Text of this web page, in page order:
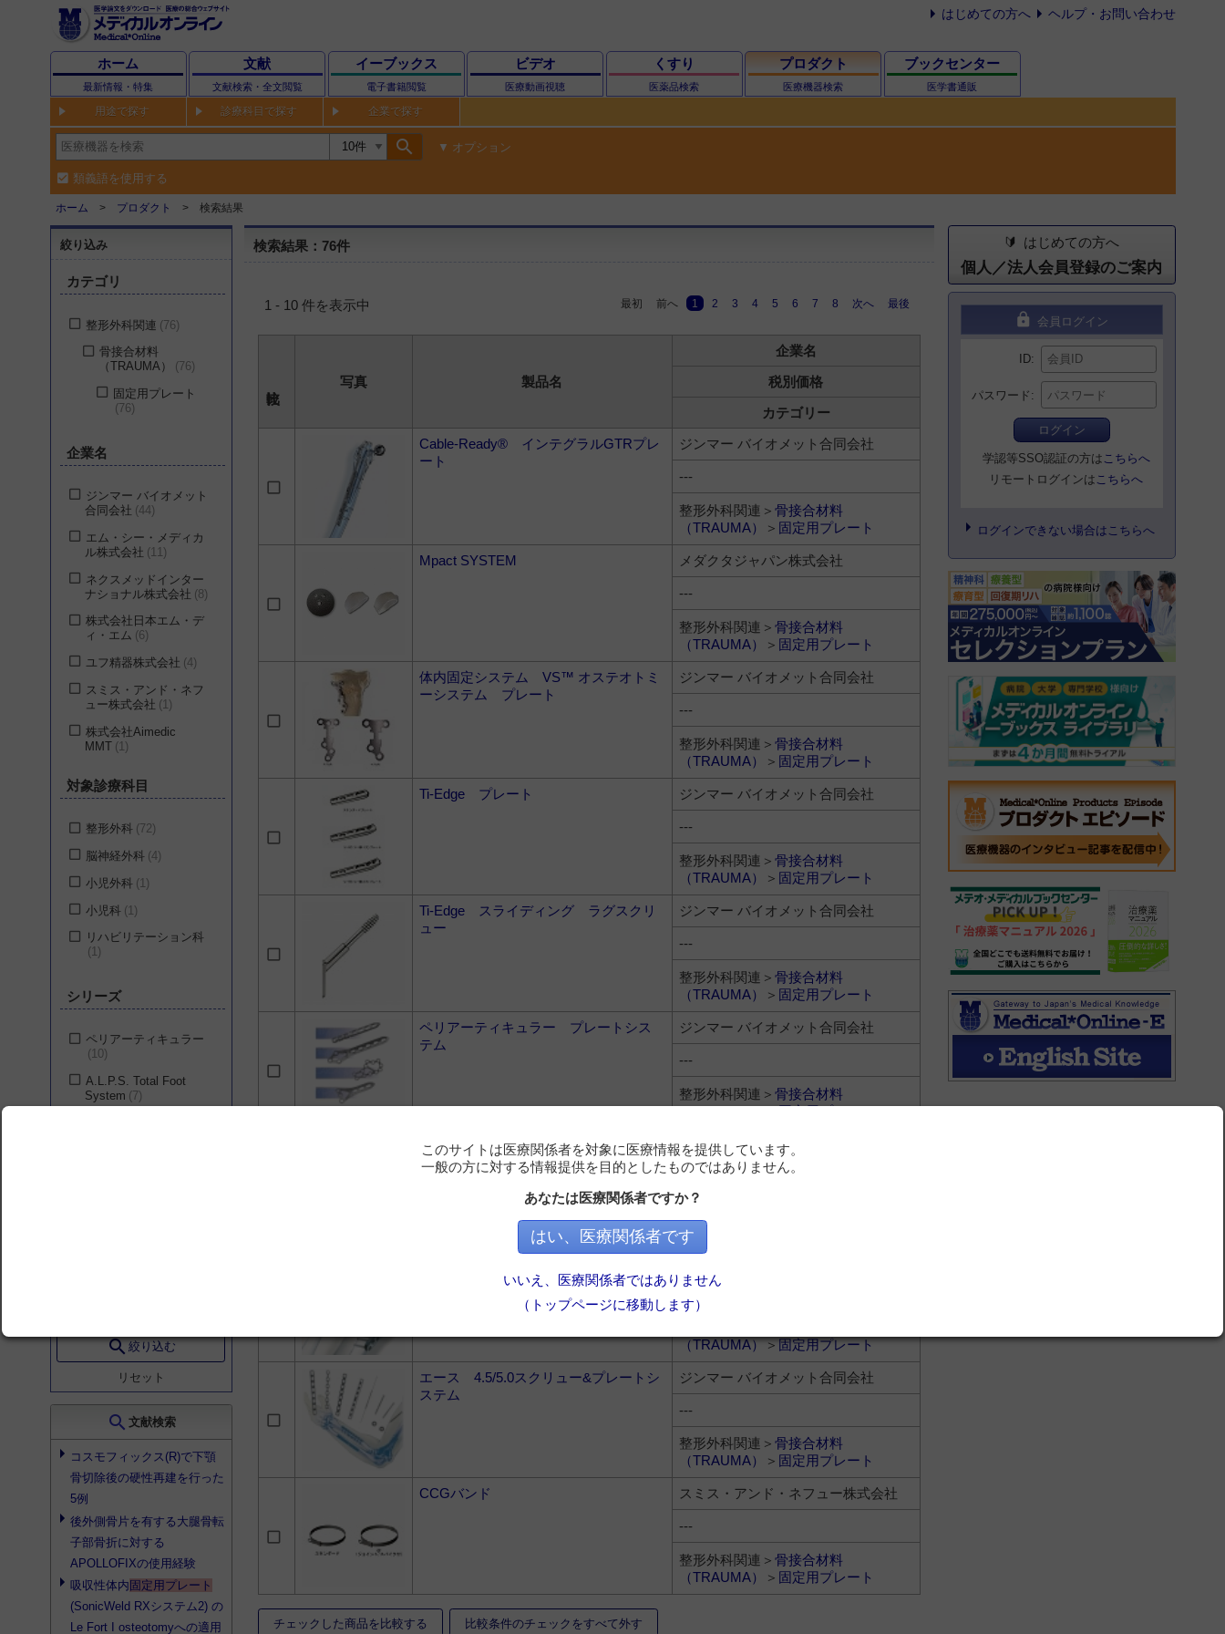
はじめての方へ ヘルプ・お問い合わせ
ホーム
最新情報・特集
文献
文献検索・全文閲覧
イーブックス
電子書籍閲覧
ビデオ
医療動画視聴
くすり
医薬品検索
プロダクト
医療機器検索
ブックセンター
医学書通販
用途で探す 診療科目で探す 企業で探す
search オプション
類義語を使用する
ホーム プロダクト 検索結果
絞り込み
カテゴリ
整形外科関連 76
骨接合材料
（TRAUMA）
76
固定用プレート
76
企業名
ジンマー バイオメット
合同会社 44
エム・シー・メディカ
ル株式会社
11
ネクスメッドインター
ナショナル株式会社 8
株式会社日本エム・デ
ィ・エム 6
ユフ精器株式会社 4
スミス・アンド・ネフ
ュー株式会社
1
株式会社Aimedic
MMT 1
会社 1
対象診療科目
整形外科 72
脳神経外科 4
小児外科 1
小児科 1
リハビリテーション科
1
シリーズ
ペリアーティキュラー
10
A.L.P.S. Total Foot
System 7
A.L.P.S. Distal Tibia 2
A.L.P.S.ロッキングプレ
ACROFIX スライディ
ングラグスクリュー 2
FX II
鎖骨 2
骨盤 2
search絞り込む
リセット
search 文献検索
コスモフィックス(R)で下顎
骨切除後の硬性再建を行った
5例
後外側骨片を有する大腿骨転
子部骨折に対する
APOLLOFIXの使用経験
吸収性体内 固定用プレート
(SonicWeld RXシステム2) の
Le Fort I osteotomyへの適用
検索結果：76件
1 - 10 件を表示中 最初 前へ 1 2 3 4 5 6 7 8 次へ 最後
写真 製品名
企業名
税別価格
カテゴリー
Cable-Ready® インテグラルGTRプレ
ート
ジンマー バイオメット合同会社
---
整形外科関連＞ 骨接合材料
（TRAUMA）
＞ 固定用プレート
Mpact SYSTEM メダクタジャパン株式会社
---
整形外科関連＞ 骨接合材料
（TRAUMA）
＞ 固定用プレート
体内固定システム VS™ オステオトミ
ーシステム プレート
ジンマー バイオメット合同会社
---
整形外科関連＞ 骨接合材料
（TRAUMA）
＞ 固定用プレート
Ti-Edge プレート ジンマー バイオメット合同会社
---
整形外科関連＞ 骨接合材料
（TRAUMA）
＞ 固定用プレート
Ti-Edge スライディング ラグスクリ
ュー
ジンマー バイオメット合同会社
---
整形外科関連＞ 骨接合材料
（TRAUMA）
＞ 固定用プレート
ペリアーティキュラー プレートシス
テム
ジンマー バイオメット合同会社
---
整形外科関連＞ 骨接合材料
（TRAUMA）＞固定用プレート
DVR®アナトミックプレート ジンマー バイオメット合同会社
---
（TRAUMA）
リューシステム
（TRAUMA）＞固定用プレート
エース 4.5/5.0スクリュー&プレートシ
ステム
ジンマー バイオメット合同会社
---
整形外科関連＞ 骨接合材料
（TRAUMA）
＞ 固定用プレート
CCGバンド スミス・アンド・ネフュー株式会社
---
整形外科関連＞ 骨接合材料
（TRAUMA）
＞ 固定用プレート
チェックした商品を比較する 比較条件のチェックをすべて外す
はじめての方へ
個人／法人会員登録のご案内
lock 会員ログイン
ID
パスワード
ログイン
学認等SSO認証の方は こちらへ
リモートログインは こちらへ
ログインできない場合はこちらへ
このサイトは医療関係者を対象に医療情報を提供しています。
一般の方に対する情報提供を目的としたものではありません。
あなたは医療関係者ですか？
はい、医療関係者です
いいえ、医療関係者ではありません
（トップページに移動します）